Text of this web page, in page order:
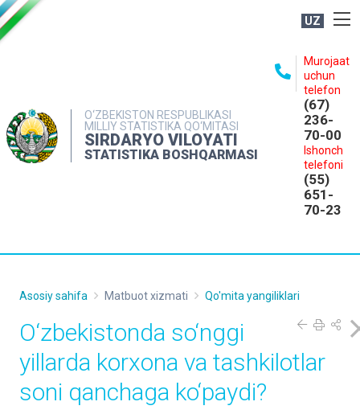
UZ
O‘ZBEKISTON RESPUBLIKASI
MILLIY STATISTIKA QO‘MITASI
SIRDARYO VILOYATI
STATISTIKA BOSHQARMASI
Murojaat
uchun
telefon
(67)
236-
70-00
Ishonch
telefoni
(55)
651-
70-23
NASHRLAR
INTERAKTIV XIZMATLAR
MATBUOT XIZMATI
Asosiy sahifa Matbuot xizmati Qo'mita yangiliklari
O‘zbekistonda so‘nggi
yillarda korxona va tashkilotlar
soni qanchaga ko‘paydi?